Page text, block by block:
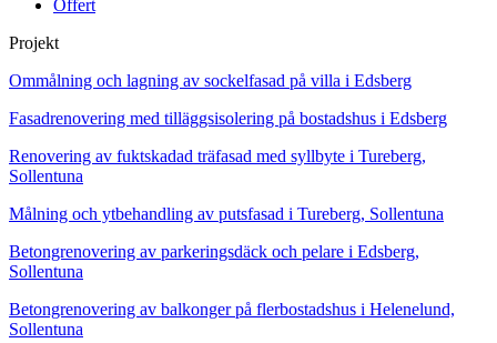
Offert
Projekt
Ommålning och lagning av sockelfasad på villa i Edsberg
Fasadrenovering med tilläggsisolering på bostadshus i Edsberg
Renovering av fuktskadad träfasad med syllbyte i Tureberg,
Sollentuna
Målning och ytbehandling av putsfasad i Tureberg, Sollentuna
Betongrenovering av parkeringsdäck och pelare i Edsberg,
Sollentuna
Betongrenovering av balkonger på flerbostadshus i Helenelund,
Sollentuna